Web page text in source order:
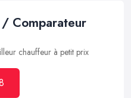
Comparateur
chauffeur à petit prix